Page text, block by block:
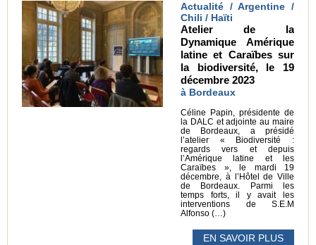
Actualité / Argentine /
Chili / Haïti
Atelier de la
Dynamique Amérique
latine et Caraïbes sur
la biodiversité, le 19
décembre 2023
à Bordeaux
Céline Papin, présidente de
la DALC et adjointe au maire
de Bordeaux, a présidé
l’atelier « Biodiversité :
regards vers et depuis
l’Amérique latine et les
Caraïbes », le mardi 19
décembre, à l’Hôtel de Ville
de Bordeaux. Parmi les
temps forts, il y avait les
interventions de S.E.M
Alfonso (…)
EN SAVOIR PLUS